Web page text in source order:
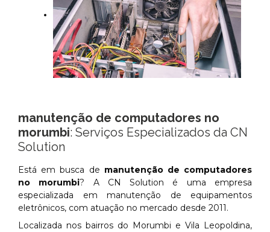
manutenção de computadores no
morumbi: Serviços Especializados da CN
Solution
Está em busca de manutenção de computadores
no morumbi? A CN Solution é uma empresa
especializada em manutenção de equipamentos
eletrônicos, com atuação no mercado desde 2011.
Localizada nos bairros do Morumbi e Vila Leopoldina,